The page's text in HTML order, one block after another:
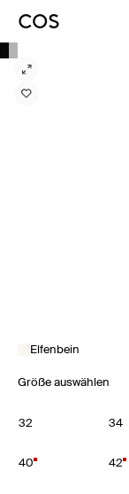
Elfenbein
Größe auswählen
32 34
40 42